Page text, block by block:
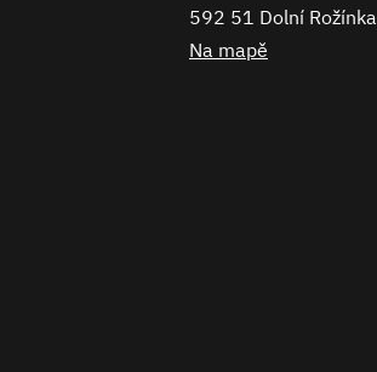
592 51 Dolní Rožínka
Na mapě